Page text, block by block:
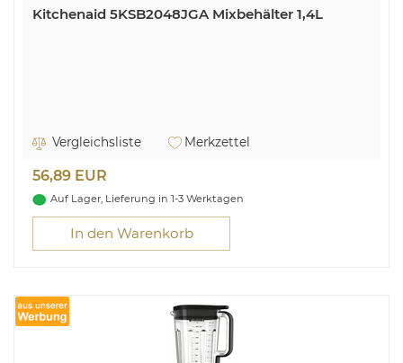
Kitchenaid 5KSB2048JGA Mixbehälter 1,4L
Vergleichsliste Merkzettel
56,89 EUR
Auf Lager, Lieferung in 1-3 Werktagen
In den Warenkorb